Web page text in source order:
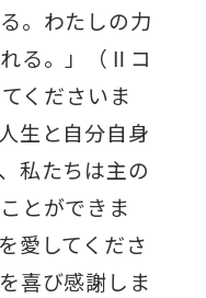
。わたしの力
る。」（Ⅱコ
くださいま
生と自分自身
私たちは主の
とができま
愛してくださ
喜び感謝しま